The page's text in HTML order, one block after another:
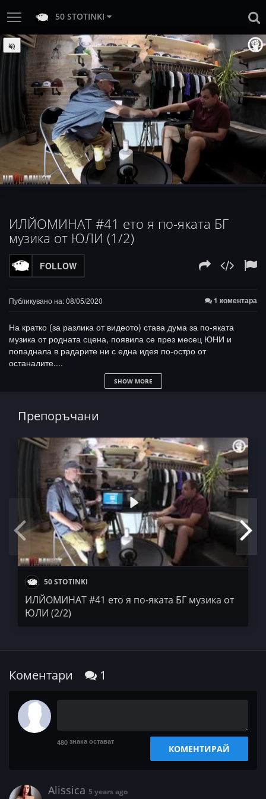
50 STOTINKI
Unmute Loaded :
0%
Progress:
0%
ИЛЙОМИНАТ #41 ето я по-яката БГ
музика от ЮЛИ (1/2)
FOLLOW
Публикувано на: 08/05/2020 1 коментара
На кратко (за разлика от видеото) става дума за по-яката
музика от родната сцена, появила се през месец ЮНИ и
попаднала в радарите ни с една идея по-остро от
останалите....
Имената? Ще ги научиш, след като скочиш на плей-бутона, а
SHOW MORE
Препоръчани
50 STOTINKI
ИЛЙОМИНАТ #41 ето я по-яката БГ музика от
ЮЛИ (2/2)
Коментари 1
480 знака остават
КОМЕНТИРАЙ
Alissica 5 years ago